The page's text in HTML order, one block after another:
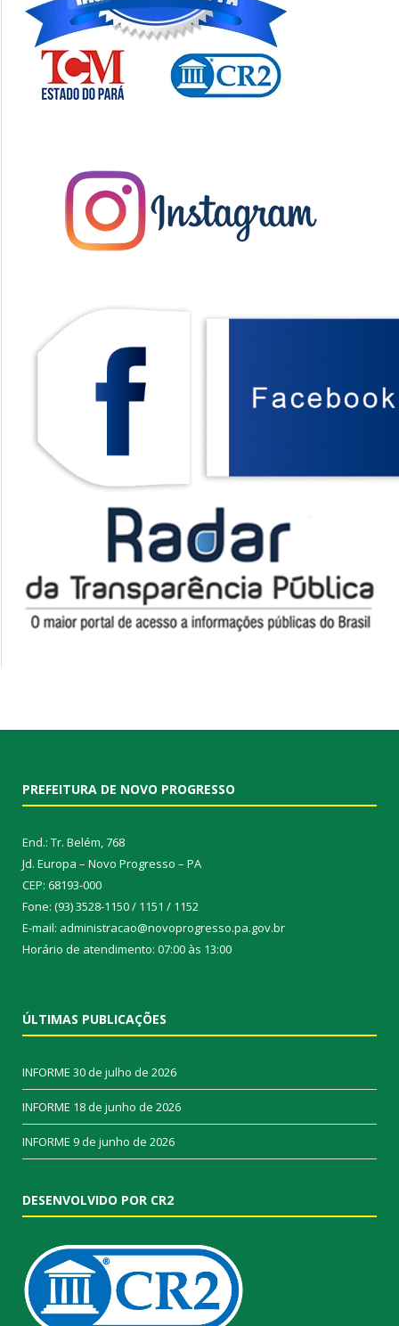
PREFEITURA DE NOVO PROGRESSO
End.: Tr. Belém, 768
Jd. Europa – Novo Progresso – PA
CEP: 68193-000
Fone: (93) 3528-1150 / 1151 / 1152
E-mail: administracao@novoprogresso.pa.gov.br
Horário de atendimento: 07:00 às 13:00
ÚLTIMAS PUBLICAÇÕES
INFORME 30 de julho de 2026
INFORME 18 de junho de 2026
INFORME 9 de junho de 2026
DESENVOLVIDO POR CR2